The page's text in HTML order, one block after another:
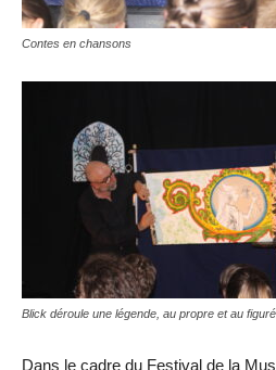
Contes en chansons
Blick déroule une légende, au propre et au figuré.
Dans le cadre du Festival de la